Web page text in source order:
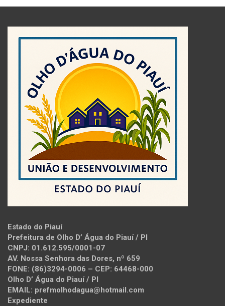
Estado do Piauí
Prefeitura de Olho D’ Água do Piauí / PI
CNPJ: 01.612.595/0001-07
AV. Nossa Senhora das Dores, nº 659
FONE: (86)3294-0006 – CEP: 64468-000
Olho D’ Água do Piauí / PI
EMAIL: prefmolhodagua@hotmail.com
Expediente